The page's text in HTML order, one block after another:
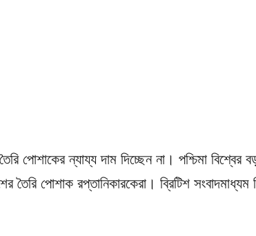
তৈরি পোশাকের ন্যায্য দাম দিচ্ছেন না। পশ্চিমা বিশ্বের
তৈরি পোশাক রপ্তানিকারকেরা। ব্রিটিশ সংবাদমাধ্যম